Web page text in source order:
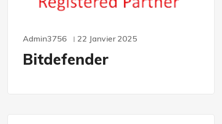
Admin3756 22 Janvier 2025
Bitdefender